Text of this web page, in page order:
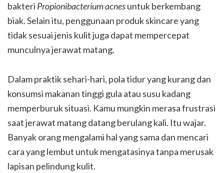
bakteri Propionibacterium acnesuntuk berkembang
biak. Selain itu, penggunaan produk skincare yang
tidak sesuai jenis kulit juga dapat mempercepat
munculnya jerawat matang.
Dalam praktik sehari-hari, pola tidur yang kurang dan
konsumsi makanan tinggi gula atau susu kadang
memperburuk situasi. Kamu mungkin merasa frustrasi
saat jerawat matang datang berulang kali. Itu wajar.
Banyak orang mengalami hal yang sama dan mencari
cara yang lembut untuk mengatasinya tanpa merusak
lapisan pelindung kulit.